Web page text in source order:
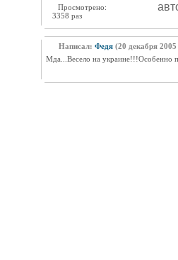
Просмотрено:
3358 раз
Написал: Федя(20 декабря
Мда...Весело на украине!!!Особенно